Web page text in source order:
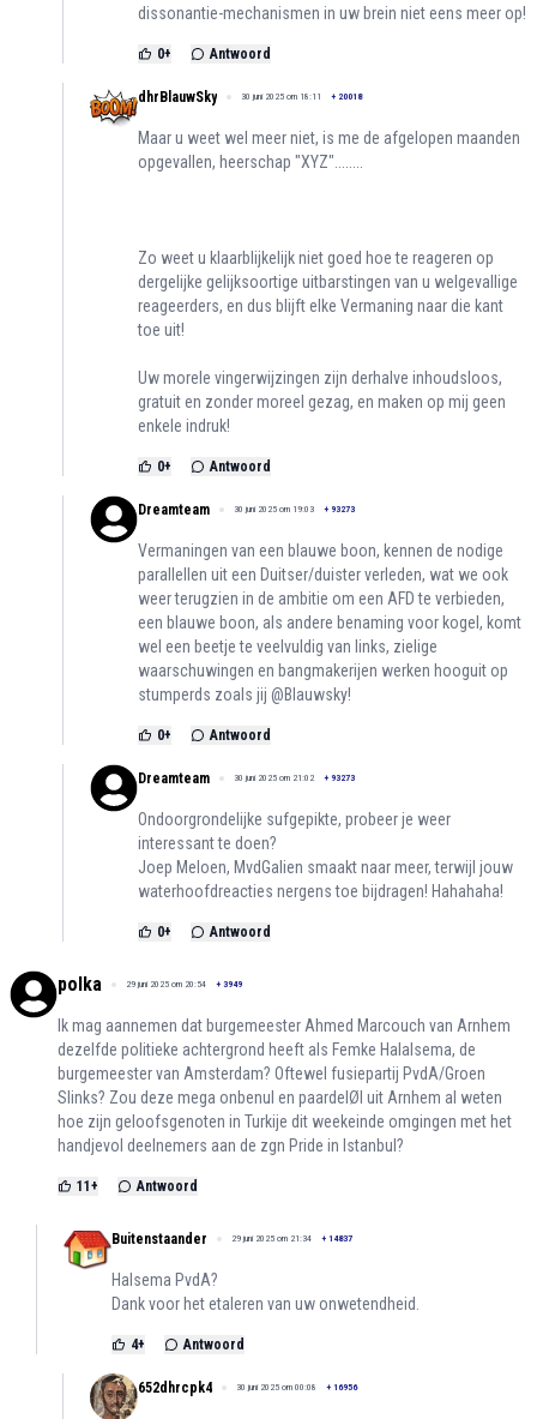
dissonantie-mechanismen in uw brein niet eens meer op!
0+ Antwoord
dhrBlauwSky 30 juni 2025 om 18:11 + 20018
Maar u weet wel meer niet, is me de afgelopen maanden
opgevallen, heerschap "XYZ"........
Zo weet u klaarblijkelijk niet goed hoe te reageren op
dergelijke gelijksoortige uitbarstingen van u welgevallige
reageerders, en dus blijft elke Vermaning naar die kant
toe uit!
Uw morele vingerwijzingen zijn derhalve inhoudsloos,
gratuit en zonder moreel gezag, en maken op mij geen
enkele indruk!
0+ Antwoord
Dreamteam 30 juni 2025 om 19:03 + 93273
Vermaningen van een blauwe boon, kennen de nodige
parallellen uit een Duitser/duister verleden, wat we ook
weer terugzien in de ambitie om een AFD te verbieden,
een blauwe boon, als andere benaming voor kogel, komt
wel een beetje te veelvuldig van links, zielige
waarschuwingen en bangmakerijen werken hooguit op
stumperds zoals jij @Blauwsky!
0+ Antwoord
Dreamteam 30 juni 2025 om 21:02 + 93273
Ondoorgrondelijke sufgepikte, probeer je weer
interessant te doen?
Joep Meloen, MvdGalien smaakt naar meer, terwijl jouw
waterhoofdreacties nergens toe bijdragen! Hahahaha!
0+ Antwoord
polka 29 juni 2025 om 20:54 + 3949
Ik mag aannemen dat burgemeester Ahmed Marcouch van Arnhem
dezelfde politieke achtergrond heeft als Femke Halalsema, de
burgemeester van Amsterdam? Oftewel fusiepartij PvdA/Groen
Slinks? Zou deze mega onbenul en paardelØl uit Arnhem al weten
hoe zijn geloofsgenoten in Turkije dit weekeinde omgingen met het
handjevol deelnemers aan de zgn Pride in Istanbul?
11+ Antwoord
Buitenstaander 29 juni 2025 om 21:34 + 14837
Halsema PvdA?
Dank voor het etaleren van uw onwetendheid.
4+ Antwoord
652dhrcpk4 30 juni 2025 om 00:08 + 16956